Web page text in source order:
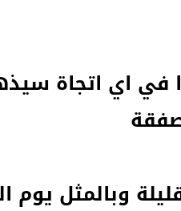
في اي اتجاة
وبالمثل يوم